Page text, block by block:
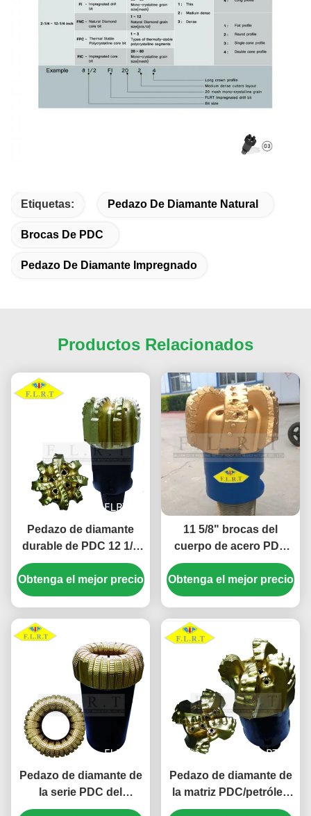
Etiquetas: Pedazo De Diamante Natural
Brocas De PDC
Pedazo De Diamante Impregnado
Productos Relacionados
Pedazo de diamante
durable de PDC 12 1/4
FM13088LU para la
perforación semidura
de la formación
Obtenga el mejor precio
11 5/8" brocas del
cuerpo de acero PDC
con los cortadores
dobles de la fila/los
indicadores cortos
Obtenga el mejor precio
Pedazo de diamante de
la serie PDC del
FNC/diseño múltiple
Pedazo de diamante de
la matriz PDC/petróleo
serie de FM19043CT FM